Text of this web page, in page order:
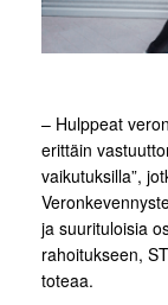
– Hulppeat
erittäin
vaikutuksilla”,
ja suurituloisia
rahoitukseen,
toteaa.